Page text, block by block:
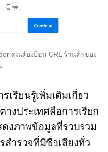
คุณต้องป้อน URL ร้านค้าของ
เรียนรู้เพิ่มเติมเกี่ยว
งประเทศคือการเรียก
ดงภาพข้อมูลที่รวบรวม
สำรวจที่มีชื่อเสียงทั่ว